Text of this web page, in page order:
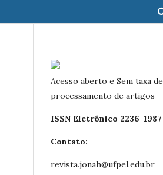
Acesso aberto e Sem taxa de
processamento de artigos
ISSN Eletrônico 2236-1987
Contato:
revista.jonah@ufpel.edu.br